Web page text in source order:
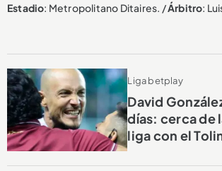
Estadio: Metropolitano Ditaires. /Árbitro:
Liga betplay
David
días: cerca de
liga con el